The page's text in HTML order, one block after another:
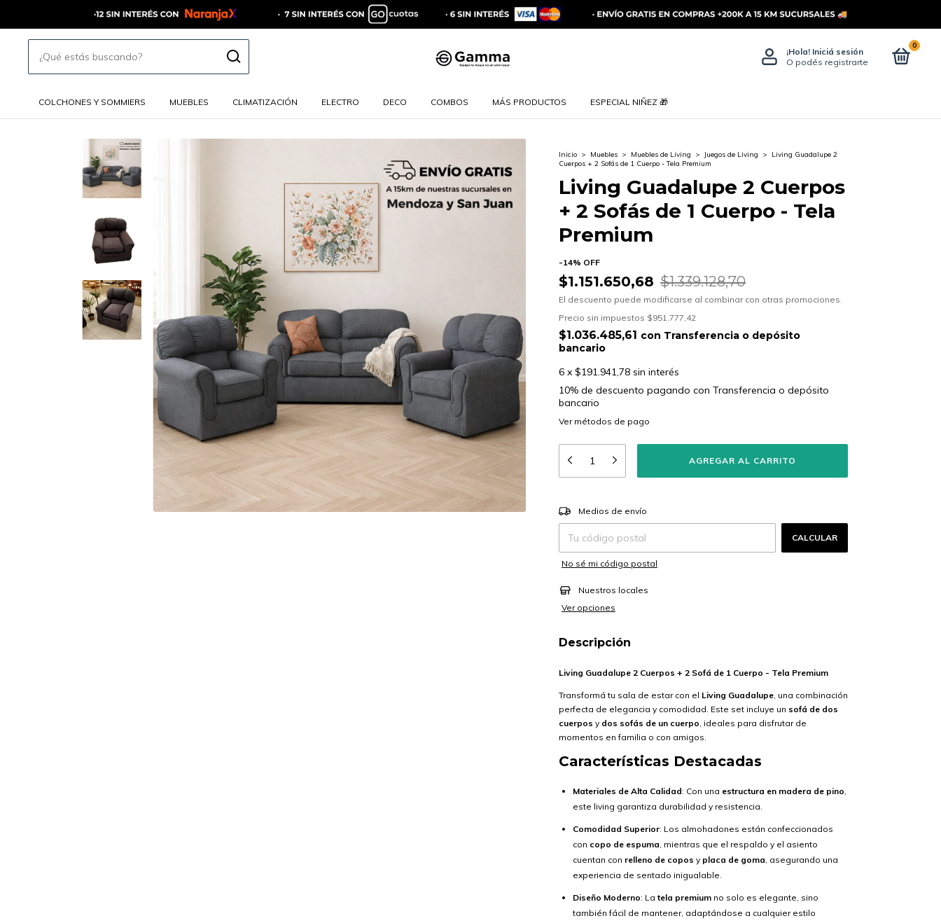
¡Hola! Iniciá sesión
O podés registrarte
0
COLCHONES Y SOMMIERS MUEBLES CLIMATIZACIÓN ELECTRO DECO COMBOS MÁS PRODUCTOS ESPECIAL NIÑEZ 🎁
Inicio > Muebles > Muebles de Living > Juegos de Living >
Living Guadalupe 2
Cuerpos + 2 Sofás de 1 Cuerpo - Tela Premium
Living Guadalupe 2 Cuerpos
+ 2 Sofás de 1 Cuerpo - Tela
Premium
-14% OFF
$1.151.650,68 $1.339.128,70
El descuento puede modificarse al combinar con otras promociones.
Precio sin impuestos $951.777,42
$1.036.485,61 con Transferencia o depósito
bancario
6 x $191.941,78 sin interés
10% de descuento pagando con Transferencia o depósito
bancario
Ver más detalles
Entregas para el CP:
Medios de envío
CALCULAR
No sé mi código postal
Nuestros locales
Ver opciones
Descripción
Living Guadalupe 2 Cuerpos + 2 Sofá de 1 Cuerpo - Tela Premium
Transformá tu sala de estar con el Living Guadalupe, una combinación
perfecta de elegancia y comodidad. Este set incluye un sofá de dos
cuerpos y dos sofás de un cuerpo, ideales para disfrutar de
momentos en familia o con amigos.
Características Destacadas
Materiales de Alta Calidad: Con una estructura en madera de pino,
este living garantiza durabilidad y resistencia.
Comodidad Superior: Los almohadones están confeccionados
con copo de espuma, mientras que el respaldo y el asiento
cuentan con relleno de copos y placa de goma, asegurando una
experiencia de sentado inigualable.
Diseño Moderno: Latela premium no solo es elegante, sino
también fácil de mantener, adaptándose a cualquier estilo